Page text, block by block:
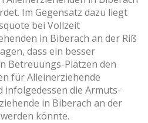
Im Gegensatz dazu liegt
bei Vollzeit
in Biberach an der Riß
dass ein besser
Betreuungs-Plätzen den
für Alleinerziehende
die Armuts-
in Biberach an der
könnte.